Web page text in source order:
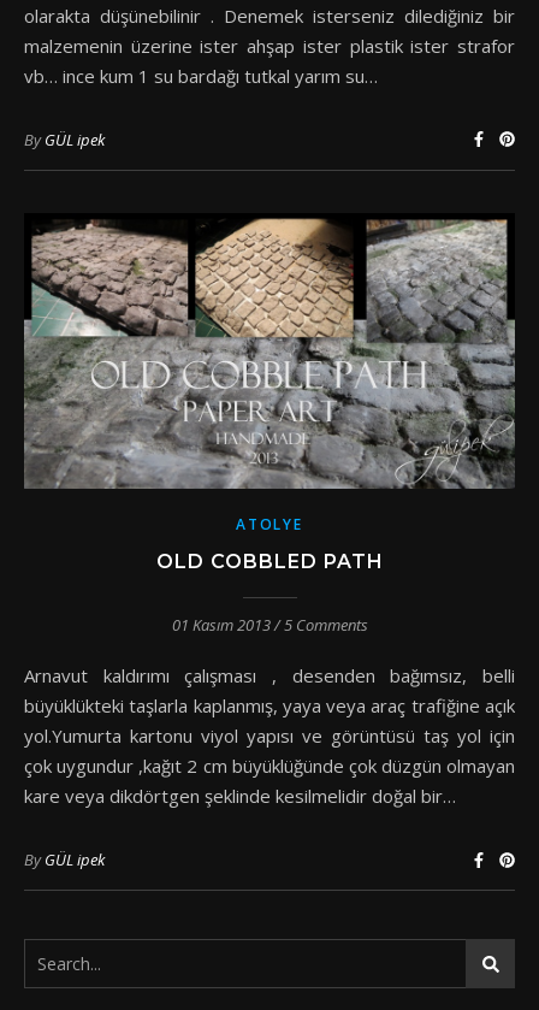
olarakta düşünebilinir . Denemek isterseniz dilediğiniz bir
malzemenin üzerine ister ahşap ister plastik ister strafor
vb… ince kum 1 su bardağı tutkal yarım su…
ByGÜL ipek
ATOLYE
OLD COBBLED PATH
01 Kasım 2013/5 Comments
Arnavut kaldırımı çalışması , desenden bağımsız, belli
büyüklükteki taşlarla kaplanmış, yaya veya araç trafiğine açık
yol.Yumurta kartonu viyol yapısı ve görüntüsü taş yol için
çok uygundur ,kağıt 2 cm büyüklüğünde çok düzgün olmayan
kare veya dikdörtgen şeklinde kesilmelidir doğal bir…
ByGÜL ipek